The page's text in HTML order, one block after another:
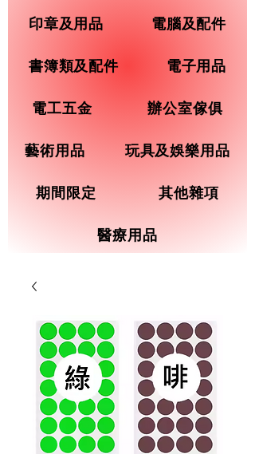
印章及用品 電腦及配件
書簿類及配件 電子用品
電工五金 辦公室傢俱
藝術用品 玩具及娛樂用品
期間限定 其他雜項
醫療用品